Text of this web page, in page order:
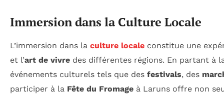
Immersion dans la Culture Locale
L’immersion dans la culture locale constitue une
et l’art de vivre des différentes régions. En partant à
événements culturels tels que des festivals, des
participer à la Fête du Fromage à Laruns offre non